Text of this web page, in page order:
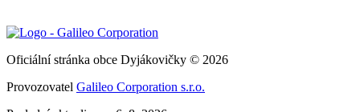
Oficiální stránka obce Dyjákovičky © 2026
Provozovatel Galileo Corporation s.r.o.